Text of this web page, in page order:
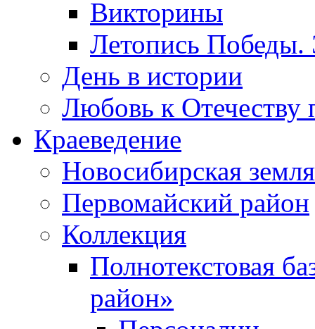
Викторины
Летопись Победы.
День в истории
Любовь к Отечеству
Краеведение
Новосибирская земля
Первомайский район
Коллекция
Полнотекстовая
район»